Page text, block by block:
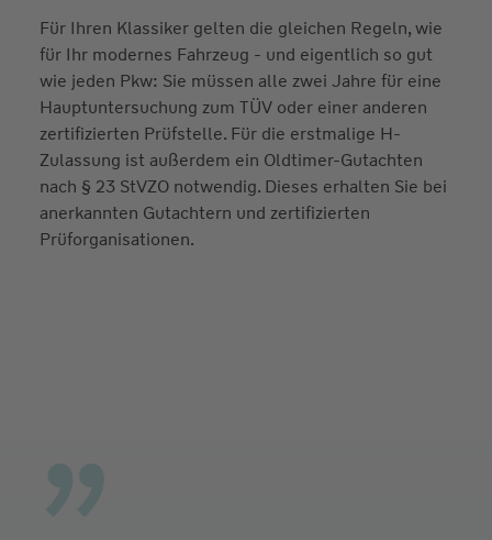
Für Ihren Klassiker gelten die gleichen Regeln, wie
für Ihr modernes Fahrzeug - und eigentlich so gut
wie jeden Pkw: Sie müssen alle zwei Jahre für eine
Hauptuntersuchung zum TÜV oder einer anderen
zertifizierten Prüfstelle. Für die erstmalige H-
Zulassung ist außerdem ein Oldtimer-Gutachten
nach § 23 StVZO notwendig. Dieses erhalten Sie bei
anerkannten Gutachtern und zertifizierten
Prüforganisationen.